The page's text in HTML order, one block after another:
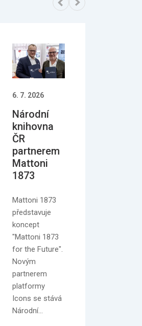
6. 7. 2026
Národní
knihovna
ČR
partnerem
Mattoni
1873
Mattoni 1873
představuje
koncept
"Mattoni 1873
for the Future".
Novým
partnerem
platformy
Icons se stává
Národní…